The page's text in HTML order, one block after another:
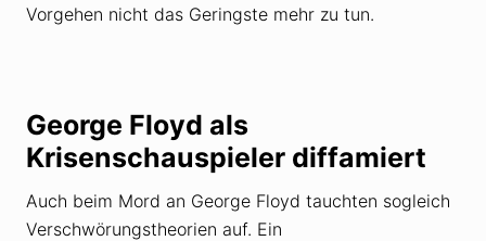
Vorgehen nicht das Geringste mehr zu tun.
George Floyd als
Krisenschauspieler diffamiert
Auch beim Mord an George Floyd tauchten sogleich
Verschwörungstheorien auf. Ein